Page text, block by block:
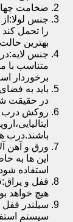
ضخامت
جنس
را تحمل
بهترین حالت استفاده از 3 عدد لولا و
جنس
متناسب با
برخوردار
باید به
در حقیقت
روکش درب
باشند.درب
ورق و آهن
این ها به
استفاده شود
قفل و
هیچ خواهد
سیلندر قفل